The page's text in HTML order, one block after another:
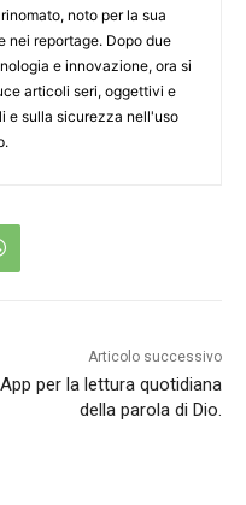
noto per la sua
nei reportage. Dopo due
e innovazione, ora si
articoli seri, oggettivi e
e sulla sicurezza nell'uso
Articolo successivo
App per la lettura quotidiana
della parola di Dio.